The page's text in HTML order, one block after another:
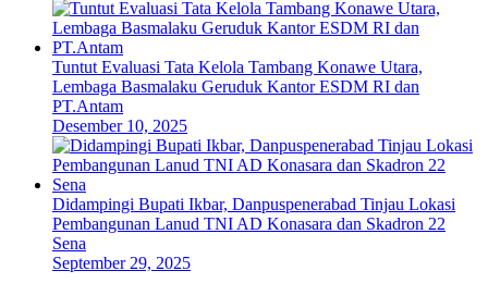
Tuntut Evaluasi Tata Kelola Tambang Konawe Utara,
Lembaga Basmalaku Geruduk Kantor ESDM RI dan
PT.Antam
Desember 10, 2025
Didampingi Bupati Ikbar, Danpuspenerabad Tinjau Lokasi
Pembangunan Lanud TNI AD Konasara dan Skadron 22
Sena
September 29, 2025